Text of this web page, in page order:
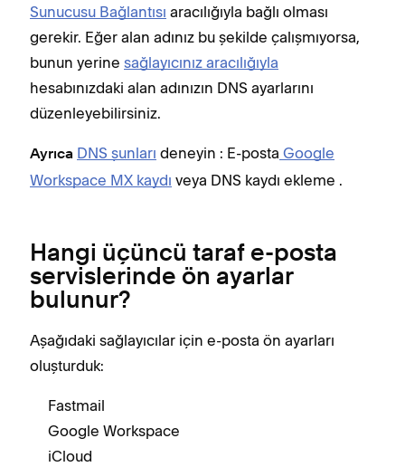
Sunucusu Bağlantısı aracılığıyla bağlı olması
gerekir. Eğer alan adınız bu şekilde çalışmıyorsa,
bunun yerine sağlayıcınız aracılığıyla
hesabınızdaki alan adınızın DNS ayarlarını
düzenleyebilirsiniz.
Ayrıca DNS şunları deneyin : E-posta Google
Workspace MX kaydı veya DNS kaydı ekleme .
Hangi üçüncü taraf e-posta
servislerinde ön ayarlar
bulunur?
Aşağıdaki sağlayıcılar için e-posta ön ayarları
oluşturduk:
Fastmail
Google Workspace
iCloud